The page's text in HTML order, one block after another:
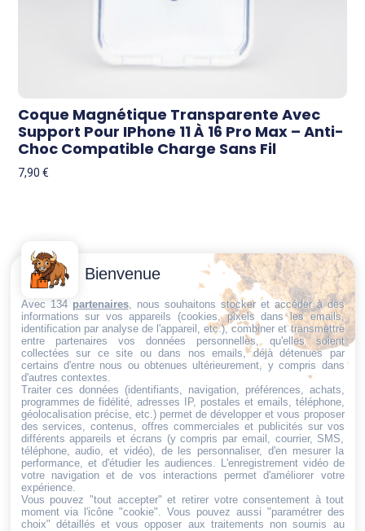
Coque Magnétique Transparente Avec
Support Pour IPhone 11 À 16 Pro Max – Anti-
Choc Compatible Charge Sans Fil
7,90€
Trouvez ce qu'il vous faut,
au bon endroit
Conditions
générales
de vente
Politique de
cookies
Politique de
confidentialité
Mentions
légales
Conditions de
retour et de
remboursement
Droit de
rétractation
Contactez-
Nous
Email:
dt@sasbms.fr
Bienvenue
Avec 134 partenaires, nous souhaitons stocker et accéder à des
informations sur vos appareils (cookies, pixels dans les emails,
identification par analyse de l'appareil, etc.), combiner et transmettre
entre partenaires vos données personnelles, qu'elles soient
collectées sur ce site ou dans nos emails, déjà détenues par
certains d'entre nous ou obtenues ultérieurement, y compris dans
d'autres contextes.
Traiter ces données (identifiants, navigation, préférences, achats,
programmes de fidélité, adresses IP, postales et emails, téléphone,
géolocalisation précise, etc.) permet de développer et vous proposer
des services, contenus, offres commerciales et publicités sur vos
différents appareils et écrans (y compris par email, courrier, SMS,
téléphone, audio, et vidéo), de les personnaliser, d'en mesurer la
performance, et d'étudier les audiences. L'enregistrement vidéo de
votre navigation et de vos interactions permet d'améliorer votre
expérience.
Vous pouvez "tout accepter" et retirer votre consentement à tout
moment via l'icône "cookie" . Vous pouvez aussi "paramétrer des
choix" détaillés et vous opposer aux traitements non soumis au